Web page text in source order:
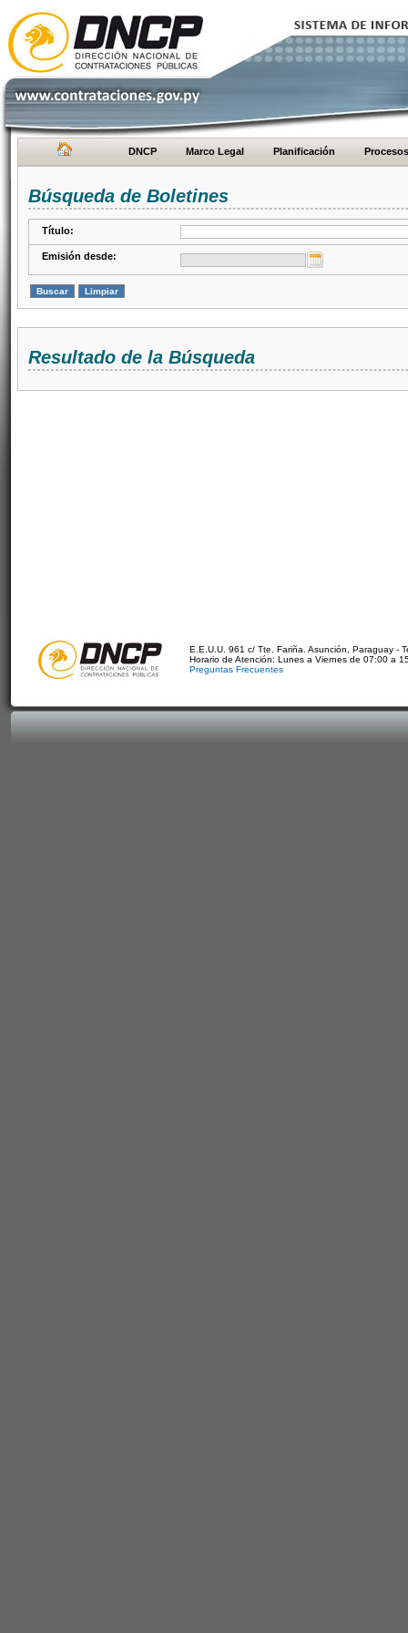
DNCP Marco Legal Planificación Procesos
Búsqueda de Boletines
Título:
Emisión desde:
Resultado de la Búsqueda
E.E.U.U. 961 c/ Tte. Fariña. Asunción, Paraguay -
Horario de Atención: Lunes a Viernes de 07:00 a
Preguntas Frecuentes